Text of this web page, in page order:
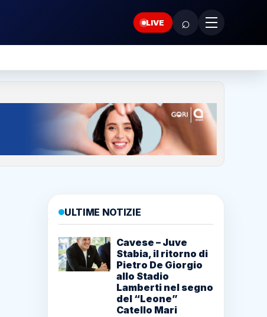
LIVE ⌕
ULTIME NOTIZIE
Cavese – Juve
Stabia, il ritorno di
Pietro De Giorgio
allo Stadio
Lamberti nel segno
del “Leone”
Catello Mari